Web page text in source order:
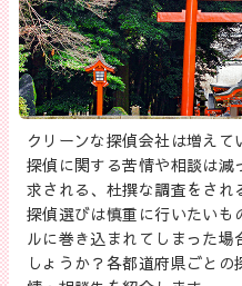
クリーンな探偵会社は増え
探偵に関する苦情や相談は
求される、杜撰な調査をされ
探偵選びは慎重に行いたい
ルに巻き込まれてしまった
しょうか？各都道府県ごと